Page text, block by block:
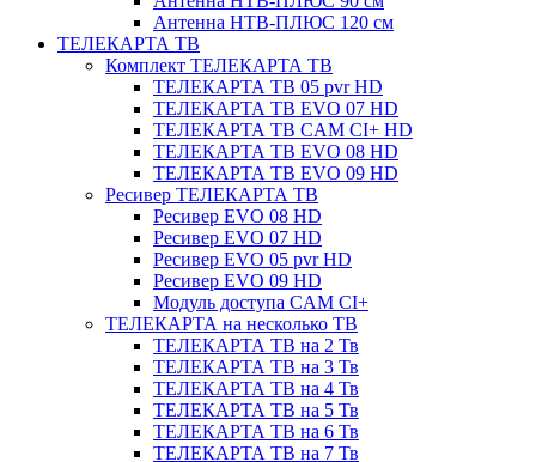
Антенна НТВ-ПЛЮС 120 см
ТЕЛЕКАРТА ТВ
Комплект ТЕЛЕКАРТА ТВ
ТЕЛЕКАРТА ТВ 05 pvr HD
ТЕЛЕКАРТА ТВ EVO 07 HD
ТЕЛЕКАРТА ТВ CAM CI+ HD
ТЕЛЕКАРТА ТВ EVO 08 HD
ТЕЛЕКАРТА ТВ EVO 09 HD
Ресивер ТЕЛЕКАРТА ТВ
Ресивер EVO 08 HD
Ресивер EVO 07 HD
Ресивер EVO 05 pvr HD
Ресивер EVO 09 HD
Модуль доступа CAM CI+
ТЕЛЕКАРТА на несколько ТВ
ТЕЛЕКАРТА ТВ на 2 Тв
ТЕЛЕКАРТА ТВ на 3 Тв
ТЕЛЕКАРТА ТВ на 4 Тв
ТЕЛЕКАРТА ТВ на 5 Тв
ТЕЛЕКАРТА ТВ на 6 Тв
ТЕЛЕКАРТА ТВ на 7 Тв